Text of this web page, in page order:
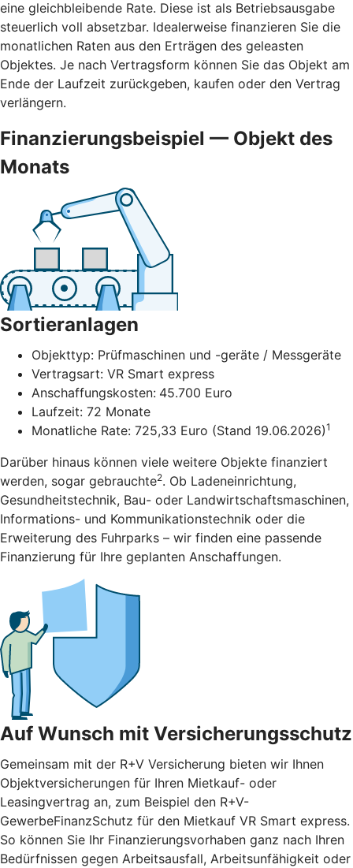
eine gleichbleibende Rate. Diese ist als Betriebsausgabe
steuerlich voll absetzbar. Idealerweise finanzieren Sie die
monatlichen Raten aus den Erträgen des geleasten
Objektes. Je nach Vertragsform können Sie das Objekt am
Ende der Laufzeit zurückgeben, kaufen oder den Vertrag
verlängern.
Finanzierungsbeispiel — Objekt des
Monats
Sortieranlagen
Objekttyp: Prüfmaschinen und -geräte / Messgeräte
Vertragsart: VR Smart express
Anschaffungskosten: 45.700 Euro
Laufzeit: 72 Monate
Monatliche Rate: 725,33 Euro (Stand 19.06.2026)1
Darüber hinaus können viele weitere Objekte finanziert
werden, sogar gebrauchte2. Ob Ladeneinrichtung,
Gesundheitstechnik, Bau- oder Landwirtschaftsmaschinen,
Informations- und Kommunikationstechnik oder die
Erweiterung des Fuhrparks – wir finden eine passende
Finanzierung für Ihre geplanten Anschaffungen.
Auf Wunsch mit Versicherungsschutz
Gemeinsam mit der R+V Versicherung bieten wir Ihnen
Objektversicherungen für Ihren Mietkauf- oder
Leasingvertrag an, zum Beispiel den R+V-
GewerbeFinanzSchutz für den Mietkauf VR Smart express.
So können Sie Ihr Finanzierungsvorhaben ganz nach Ihren
Bedürfnissen gegen Arbeitsausfall, Arbeitsunfähigkeit oder